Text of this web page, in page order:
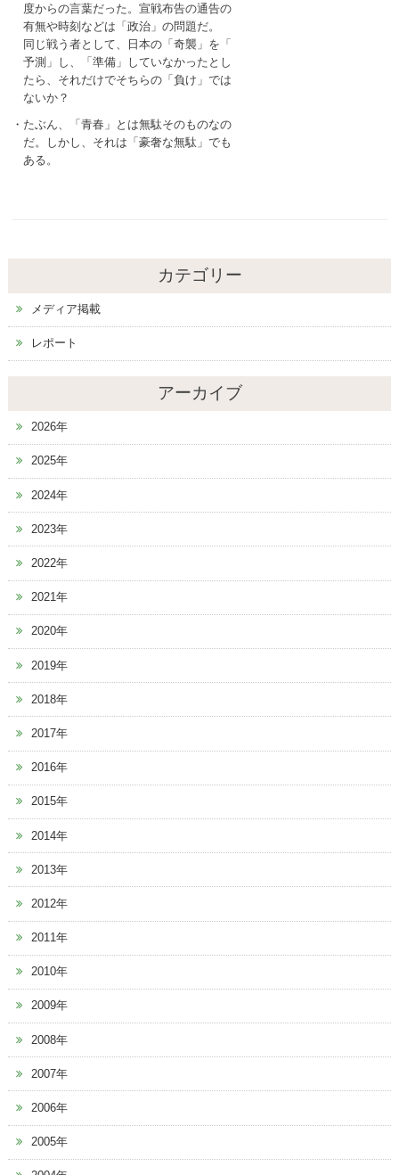
度からの言葉だった。宣戦布告の通告の
有無や時刻などは「政治」の問題だ。
同じ戦う者として、日本の「奇襲」を「
予測」し、「準備」していなかったとし
たら、それだけでそちらの「負け」では
ないか？
・たぶん、「青春」とは無駄そのものなの
だ。しかし、それは「豪奢な無駄」でも
ある。
カテゴリー
メディア掲載
レポート
アーカイブ
2026年
2025年
2024年
2023年
2022年
2021年
2020年
2019年
2018年
2017年
2016年
2015年
2014年
2013年
2012年
2011年
2010年
2009年
2008年
2007年
2006年
2005年